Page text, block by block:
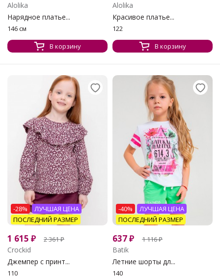
Alolika
Нарядное платье...
146 см
В корзину
Alolika
Красивое платье...
122
В корзину
-28%
ЛУЧШАЯ ЦЕНА
ПОСЛЕДНИЙ РАЗМЕР
1 615 ₽ 2 361₽
Crockid
Джемпер с принт...
110
-40%
ЛУЧШАЯ ЦЕНА
ПОСЛЕДНИЙ РАЗМЕР
637₽ 1 116₽
Batik
Летние шорты дл...
140